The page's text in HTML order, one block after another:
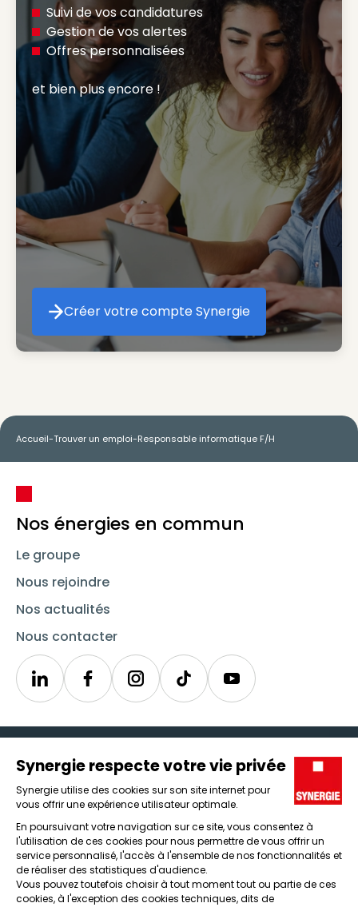
Suivi de vos candidatures
Gestion de vos alertes
Offres personnalisées
et bien plus encore !
Créer votre compte Synergie
Créer votre compte Synergie
Accueil-Trouver un emploi-Responsable informatique F/H
Nos énergies en commun
Le groupe
Nous rejoindre
Nos actualités
Nous contacter
LinkedinSynergieInstagramTikTok Youtube
Icône d'illustration
Candidats
Entreprises
Icône d'illustration
Nos agences
Icône d'illustration
Conditions générales d'utilisation et mentions légales
Protection des données